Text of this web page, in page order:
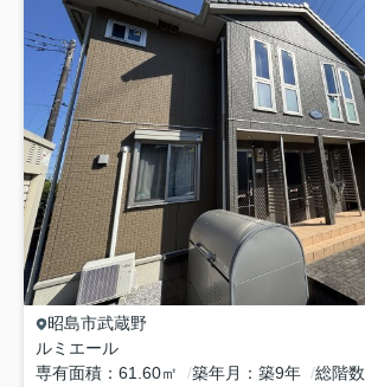
昭島市武蔵野
ルミエール
専有面積
61.60㎡ 築年月 築9年 総階数